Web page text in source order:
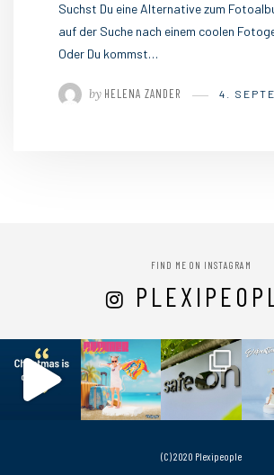
Suchst Du eine Alternative zum
auf der Suche nach einem coolen
Oder Du kommst…
by HELENA ZANDER 4.
FIND ME ON INSTAGRAM
(C) 2020 Plexipeople